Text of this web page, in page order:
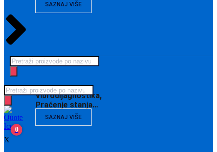
SAZNAJ VIŠE
Vibrodijagnostika,
Praćenje stanja…
SAZNAJ VIŠE
Products
search
Products
search
0
X